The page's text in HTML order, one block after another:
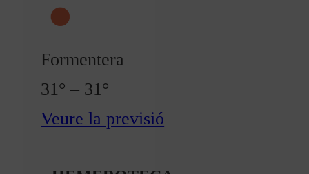
Formentera
31° – 31°
Veure la previsió